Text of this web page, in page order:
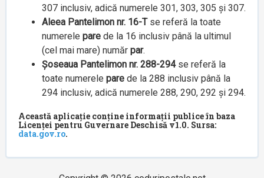
307 inclusiv, adică numerele 301, 303, 305 și 307.
Aleea Pantelimon nr. 16-Tse referă la toate
numerele pare de la 16 inclusiv până la ultimul
(cel mai mare) număr par.
Șoseaua Pantelimon nr. 288-294se referă la
toate numerele pare de la 288 inclusiv până la
294 inclusiv, adică numerele 288, 290, 292 și 294.
Această aplicație conține informații publice în baza
Licenței pentru Guvernare Deschisă v1.0. Sursa:
data.gov.ro.